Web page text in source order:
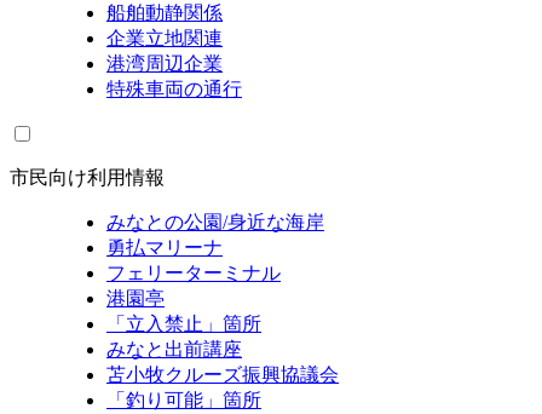
船舶動静関係
企業立地関連
港湾周辺企業
特殊車両の通行
市民向け利用情報
みなとの公園/身近な海岸
勇払マリーナ
フェリーターミナル
港園亭
「立入禁止」箇所
みなと出前講座
苫小牧クルーズ振興協議会
「釣り可能」箇所